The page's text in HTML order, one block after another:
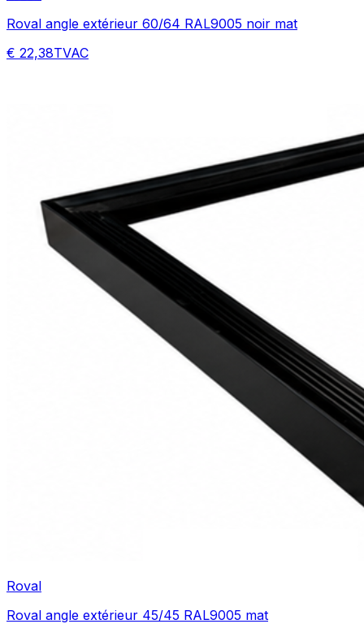
Roval angle extérieur 60/64 RAL9005 noir mat
€ 22,38TVAC
Roval
Roval angle extérieur 45/45 RAL9005 mat